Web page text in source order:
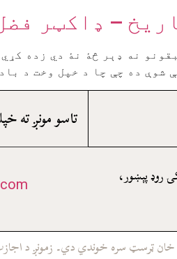
– ډاکټر
نه ډېر څۀ نۀ دي زده
شوې ده چې چا د خپل وخت د
روډ پېښور،
تاسو مونږ ته
ټرسټ سره خوندي دي۔ زمونږ د اجازت